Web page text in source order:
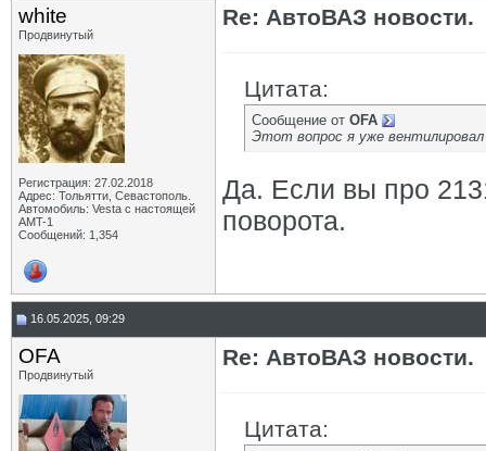
white
Продвинутый
Регистрация: 27.02.2018
Адрес: Тольятти, Севастополь.
Автомобиль: Vesta с настоящей
AMT-1
Сообщений: 1,354
Re: АвтоВАЗ новости.
Цитата:
Сообщение от OFA
Этот вопрос я уже вентилировал
Да. Если вы про
поворота.
16.05.2025, 09:29
OFA
Продвинутый
Re: АвтоВАЗ новости.
Цитата: